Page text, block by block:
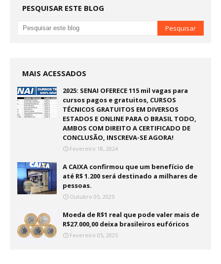
PESQUISAR ESTE BLOG
MAIS ACESSADOS
2025: SENAI OFERECE 115 mil vagas para
cursos pagos e gratuitos, CURSOS
TÉCNICOS GRATUITOS EM DIVERSOS
ESTADOS E ONLINE PARA O BRASIL TODO,
AMBOS COM DIREITO A CERTIFICADO DE
CONCLUSÃO, INSCREVA-SE AGORA!
Fevereiro 18, 2024
A CAIXA confirmou que um benefício de
até R$ 1.200 será destinado a milhares de
pessoas.
Outubro 05, 2025
Moeda de R$1 real que pode valer mais de
R$27.000,00 deixa brasileiros eufóricos
Fevereiro 05, 2025